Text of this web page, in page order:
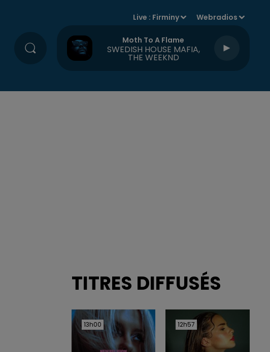
Live : Firminy Webradios
Moth To A Flame
SWEDISH HOUSE MAFIA,
THE WEEKND
TITRES DIFFUSÉS
13h00
13h00 12h57
12h57